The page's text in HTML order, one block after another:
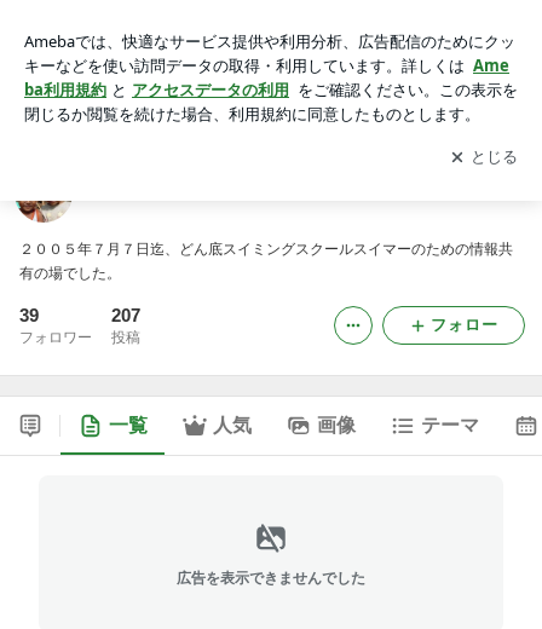
アプリをダウンロードして ブログの更新通知
を受け取りまし
ょう。
開く
２００５年７月７日迄、どん底スイミングスクールスイマーのための情報共
有の場でした。
39
フォロワー
207
投稿
フォロー
一覧 人気 画像 テーマ
広告を表示できませんでした